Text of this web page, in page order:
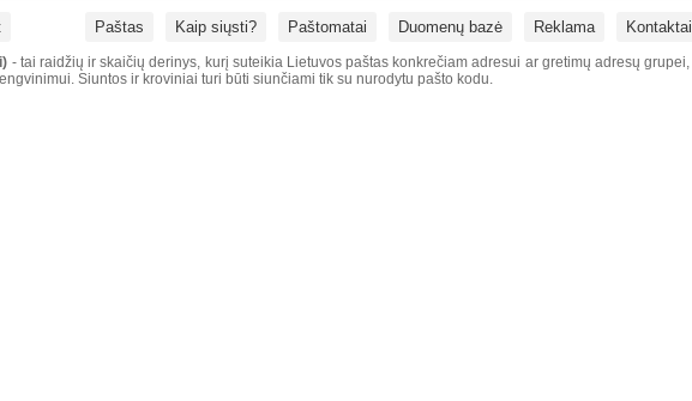
Paštas Kaip siųsti? Paštomatai Duomenų bazė Reklama Kontaktai
- tai raidžių ir skaičių derinys, kurį suteikia Lietuvos paštas konkrečiam adresui ar gretimų adresų grupei,
Siuntos ir kroviniai turi būti siunčiami tik su nurodytu pašto kodu.